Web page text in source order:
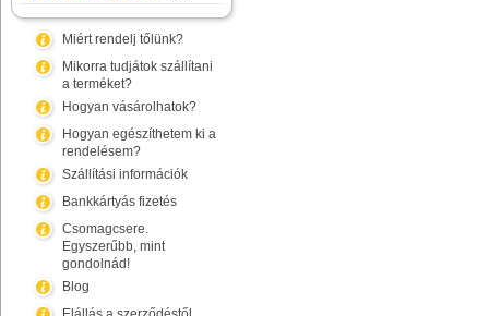
Miért rendelj tőlünk?
Mikorra tudjátok szállítani
a terméket?
Hogyan vásárolhatok?
Hogyan egészíthetem ki a
rendelésem?
Szállítási információk
Bankkártyás fizetés
Csomagcsere.
Egyszerűbb, mint
gondolnád!
Blog